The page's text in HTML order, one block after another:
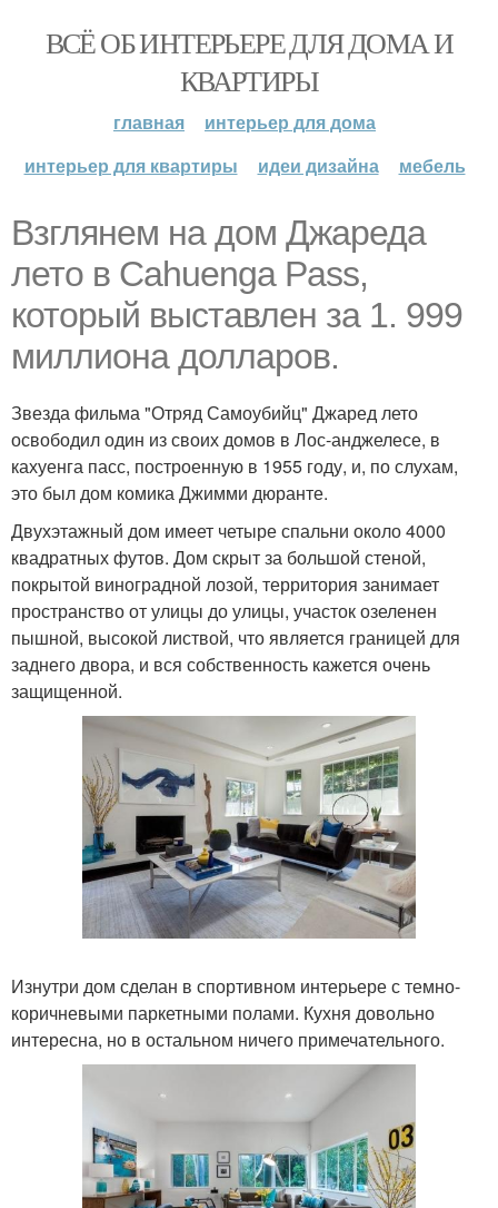
ВСЁ ОБ ИНТЕРЬЕРЕ ДЛЯ ДОМА И
КВАРТИРЫ
главная
интерьер для дома
интерьер для квартиры
идеи дизайна мебель
Взглянем на дом Джареда
лето в Cahuenga Pass,
который выставлен за 1. 999
миллиона долларов.
Звезда фильма "Отряд Самоубийц" Джаред лето
освободил один из своих домов в Лос-анджелесе, в
кахуенга пасс, построенную в 1955 году, и, по слухам,
это был дом комика Джимми дюранте.
Двухэтажный дом имеет четыре спальни около 4000
квадратных футов. Дом скрыт за большой стеной,
покрытой виноградной лозой, территория занимает
пространство от улицы до улицы, участок озеленен
пышной, высокой листвой, что является границей для
заднего двора, и вся собственность кажется очень
защищенной.
Изнутри дом сделан в спортивном интерьере с темно-
коричневыми паркетными полами. Кухня довольно
интересна, но в остальном ничего примечательного.